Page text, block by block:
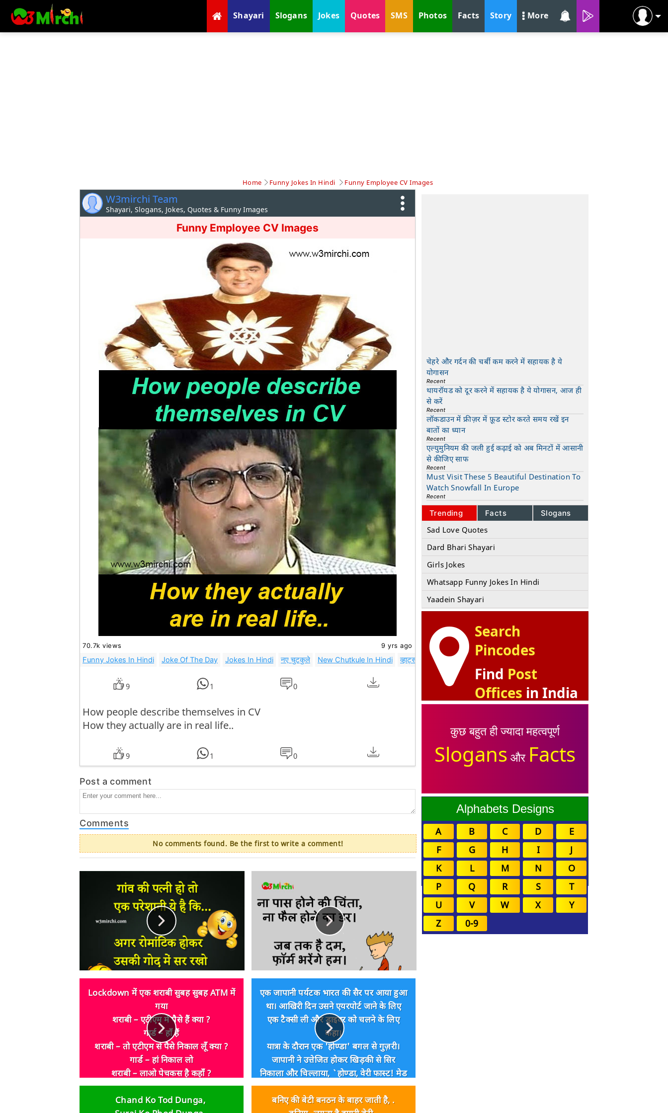
Shayari Slogans Jokes Quotes SMS Photos Facts Story More
Home Funny Jokes In Hindi Funny Employee CV Images
W3mirchi Team
Shayari, Slogans, Jokes, Quotes & Funny Images
Funny Employee CV Images
70.7k views 9 yrs ago
Funny Jokes In Hindi Joke Of The Day Jokes In Hindi नए चुटकुले New Chutkule In Hindi व्हाट्सएप्प जोक्स Whatsapp Jokes
9 1 0
How people describe themselves in CV
How they actually are in real life..
9 1 0
Post a comment
Comments
No comments found. Be the first to write a comment!
Lockdown में एक शराबी सुबह सुबह ATM में
गया
शराबी – एटीएम में पैसे हैं क्या ?
गार्ड – हाँ हैं
शराबी – तो एटीएम से पैसे निकाल लूँ क्या ?
गार्ड – हां निकाल लो
शराबी – लाओ पेचकस है कहाँ ?
गार्ड बेहोश
एक जापानी पर्यटक भारत की सैर पर आया हुआ
था। आखिरी दिन उसने एयरपोर्ट जाने के लिए
एक टैक्सी ली और ड्राइवर को चलने के लिए
कहा।
यात्रा के दौरान एक 'होण्डा' बगल से गुज़री।
जापानी ने उत्तेजित होकर खिड़की से सिर
निकाला और चिल्लाया‚ `होण्डा‚ वेरी फास्ट! मेड
इन जापान!`
कुछ देर बाद एक 'टोयोटा' तेज़ी से टैक्सी के पास
Chand Ko Tod Dunga,
बनिए की बेटी बनठन के बाहर जाती है, .
चेहरे और गर्दन की चर्बी कम करने में सहायक है ये
योगासन
Recent
थायरॉयड को दूर करने में सहायक है ये योगासन, आज ही
से करें
Recent
लॉकडाउन में फ्रीज़र में फ़ूड स्टोर करते समय रखें इन
बातों का ध्यान
Recent
एल्युमुनियम की जली हुई कढ़ाई को अब मिनटों में आसानी
से कीजिए साफ
Recent
Must Visit These 5 Beautiful Destination To
Watch Snowfall In Europe
Recent
Trending Facts Slogans
Sad Love Quotes
Dard Bhari Shayari
Girls Jokes
Whatsapp Funny Jokes In Hindi
Yaadein Shayari
Search
Pincodes
Find Post
Offices in India
कुछ बहुत ही ज्यादा महत्वपूर्ण
Slogans और Facts
Alphabets Designs
A B C D
E
F
G H I
J
K
L M N
O
P
Q R S
T
U
V W X
Y
Z
0-9